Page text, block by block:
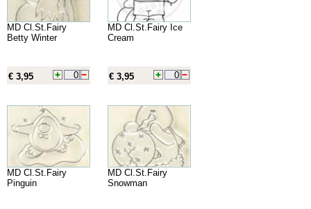
MD Cl.St.Fairy
Betty Winter
€ 3,95
MD Cl.St.Fairy Ice
Cream
€ 3,95
MD Cl.St.Fairy
Pinguin
MD Cl.St.Fairy
Snowman